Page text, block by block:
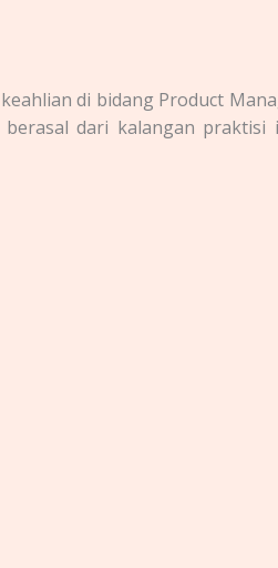
di bidang Product
dari kalangan praktisi